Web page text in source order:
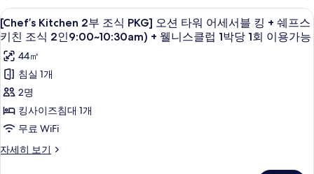
박
당
1
회
이
용
가
능
1
회
이
용
가
능
자
히
보
권
4
인
포
함
(이
용
시
간:
이
이
용
권
4
인
포
함
(이
시
간:
체
진
모
두
보
기
세
서
블
킹
자
세
히
보
기
[Chef’s
Kitchen
2
부
조
식
PKG]
오
션
오리/거위털 이불, 미니바, 객실 내 금
5
[Chef’s Kitchen 2부 조식 PKG] 오션 타워 어세서블 킹 + 쉐프스
키친 조식 2인9:00~10:30am) + 웰니스클럽 1박당 1회 이용가능
44㎡
침실 1개
2명
킹사이즈침대 1개
무료 WiFi
자세히 보기
[Chef’s